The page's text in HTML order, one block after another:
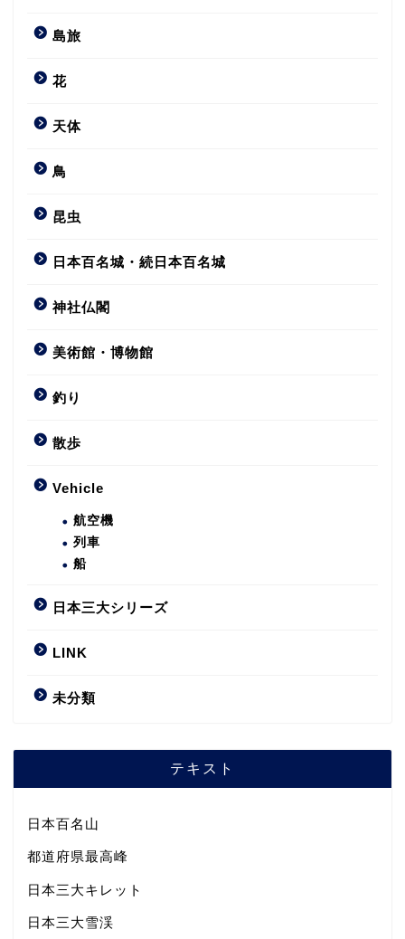
島旅
花
天体
鳥
昆虫
日本百名城・続日本百名城
神社仏閣
美術館・博物館
釣り
散歩
Vehicle
航空機
列車
船
日本三大シリーズ
LINK
未分類
テキスト
日本百名山
都道府県最高峰
日本三大キレット
日本三大雪渓